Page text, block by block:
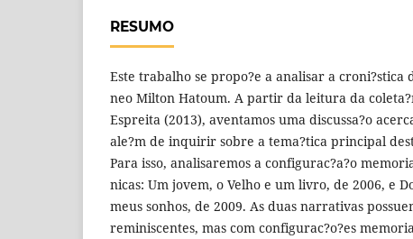
RESUMO
Este trabalho se propo?e a analisar a croni?stica
neo Milton Hatoum. A partir da leitura da
Espreita (2013), aventamos uma discussa?o
ale?m de inquirir sobre a tema?tica principal
Para isso, analisaremos a configurac?a?o
nicas: Um jovem, o Velho e um livro, de 2006, e
meus sonhos, de 2009. As duas narrativas
reminiscentes, mas com configurac?o?es